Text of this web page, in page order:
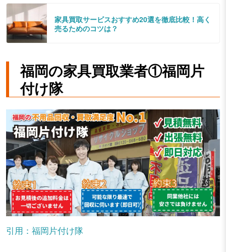
家具買取サービスおすすめ20選を徹底比較！高く
売るためのコツは？
福岡の家具買取業者①福岡片
付け隊
引用：福岡片付け隊